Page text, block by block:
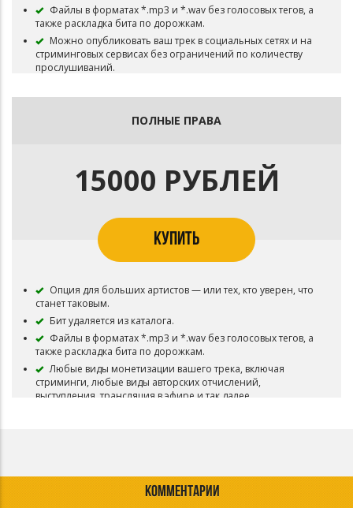
Файлы в форматах *.mp3 и *.wav без голосовых тегов, а
также раскладка бита по дорожкам.
Можно опубликовать ваш трек в социальных сетях и на
стриминговых сервисах без ограничений по количеству
прослушиваний.
монетизировать это видео через рекламные интеграции и
Можно транслировать ваш трек на радио и
числе и коммерческих.
Нельзя добавлять ваш трек в Content ID и другие
эксклюзивные права.
Обязательно указание авторства (prod. by anotherxlife)
ПОЛНЫЕ ПРАВА
15000 РУБЛЕЙ
КУПИТЬ
Опция для больших артистов — или тех, кто уверен, что
станет таковым.
Бит удаляется из каталога.
Файлы в форматах *.mp3 и *.wav без голосовых тегов, а
также раскладка бита по дорожкам.
Любые виды монетизации вашего трека, включая
стриминги, любые виды авторских отчислений,
выступления, трансляция в эфире и так далее.
КОММЕНТАРИИ